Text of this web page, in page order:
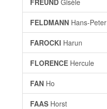
FREUND Gisèle
FELDMANN Hans-Peter
FAROCKI Harun
FLORENCE Hercule
FAN Ho
FAAS Horst